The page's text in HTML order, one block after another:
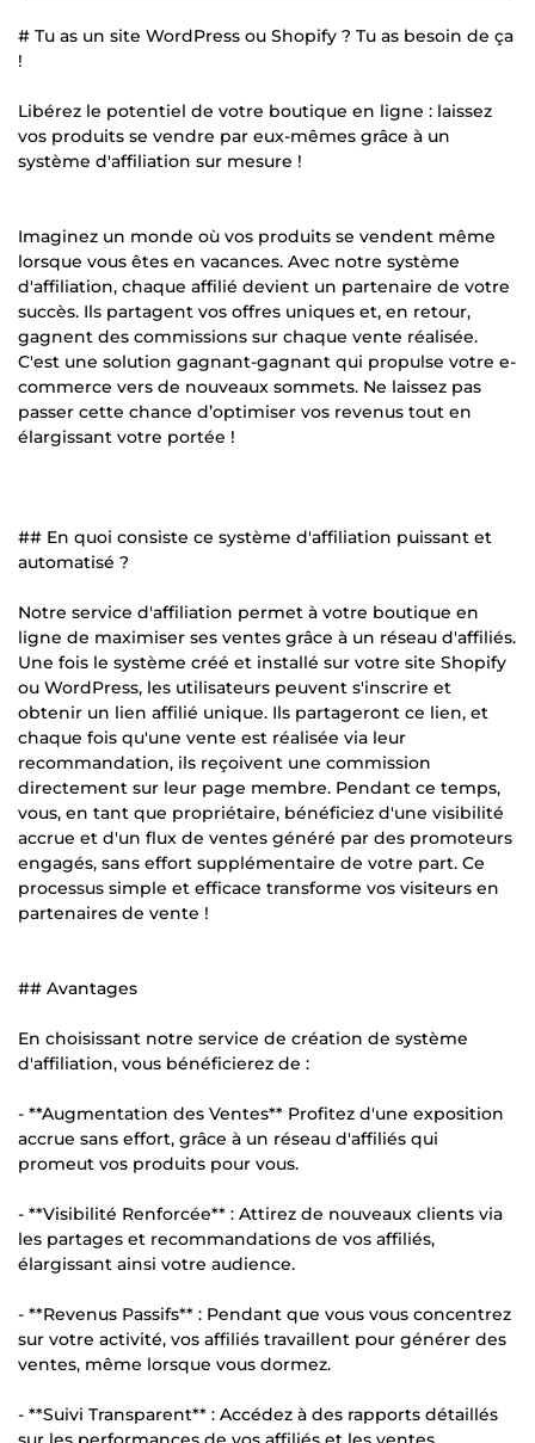
# Tu as un site WordPress ou Shopify ? Tu as besoin de ça
!
Libérez le potentiel de votre boutique en ligne : laissez
vos produits se vendre par eux-mêmes grâce à un
système d'affiliation sur mesure !
Imaginez un monde où vos produits se vendent même
lorsque vous êtes en vacances. Avec notre système
d'affiliation, chaque affilié devient un partenaire de votre
succès. Ils partagent vos offres uniques et, en retour,
gagnent des commissions sur chaque vente réalisée.
C'est une solution gagnant-gagnant qui propulse votre e-
commerce vers de nouveaux sommets. Ne laissez pas
passer cette chance d’optimiser vos revenus tout en
élargissant votre portée !
## En quoi consiste ce système d'affiliation puissant et
automatisé ?
Notre service d'affiliation permet à votre boutique en
ligne de maximiser ses ventes grâce à un réseau d'affiliés.
Une fois le système créé et installé sur votre site Shopify
ou WordPress, les utilisateurs peuvent s'inscrire et
obtenir un lien affilié unique. Ils partageront ce lien, et
chaque fois qu'une vente est réalisée via leur
recommandation, ils reçoivent une commission
directement sur leur page membre. Pendant ce temps,
vous, en tant que propriétaire, bénéficiez d'une visibilité
accrue et d'un flux de ventes généré par des promoteurs
engagés, sans effort supplémentaire de votre part. Ce
processus simple et efficace transforme vos visiteurs en
partenaires de vente !
## Avantages
En choisissant notre service de création de système
d'affiliation, vous bénéficierez de :
- **Augmentation des Ventes** Profitez d'une exposition
accrue sans effort, grâce à un réseau d'affiliés qui
promeut vos produits pour vous.
- **Visibilité Renforcée** : Attirez de nouveaux clients via
les partages et recommandations de vos affiliés,
élargissant ainsi votre audience.
- **Revenus Passifs** : Pendant que vous vous concentrez
sur votre activité, vos affiliés travaillent pour générer des
ventes, même lorsque vous dormez.
- **Suivi Transparent** : Accédez à des rapports détaillés